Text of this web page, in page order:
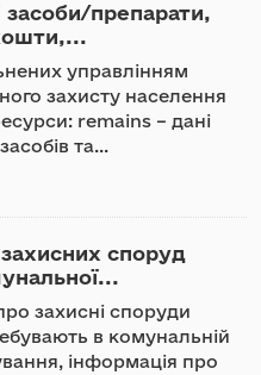
засоби/препарати,
управлінням
захисту населення
remains – дані
та...
споруд
захисні споруди
в комунальній
інформація про